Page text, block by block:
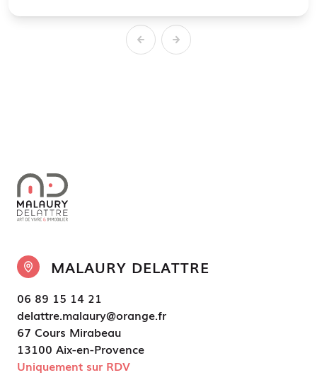
MALAURY DELATTRE
06 89 15 14 21
delattre.malaury@orange.fr
67 Cours Mirabeau
13100 Aix-en-Provence
Uniquement sur RDV